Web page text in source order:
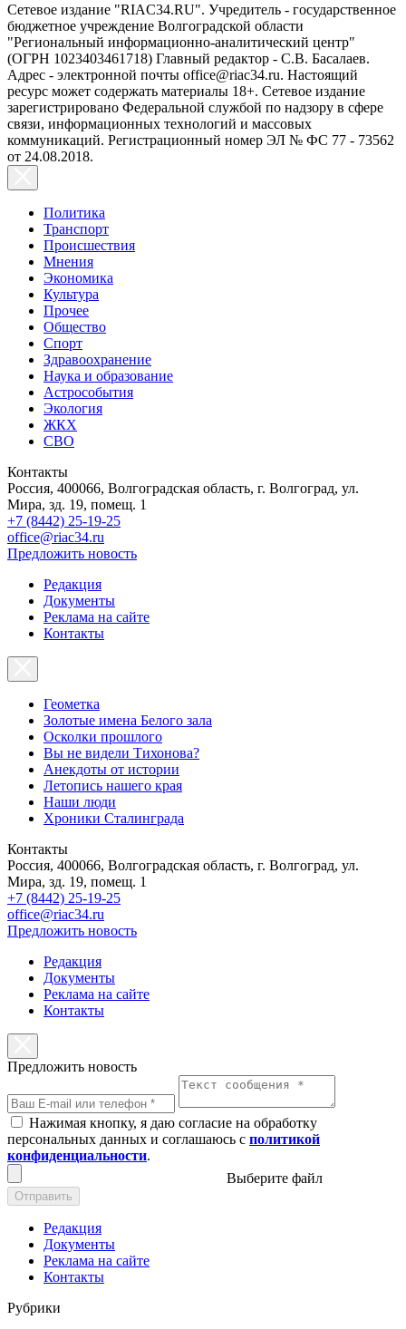
Сетевое издание "RIAC34.RU". Учредитель - государственное
бюджетное учреждение Волгоградской области
"Региональный информационно-аналитический центр"
(ОГРН 1023403461718) Главный редактор - С.В. Басалаев.
Адрес - электронной почты office@riac34.ru. Настоящий
ресурс может содержать материалы 18+. Сетевое издание
зарегистрировано Федеральной службой по надзору в сфере
связи, информационных технологий и массовых
коммуникаций. Регистрационный номер ЭЛ № ФС 77 - 73562
от 24.08.2018.
Политика
Транспорт
Происшествия
Мнения
Экономика
Культура
Прочее
Общество
Спорт
Здравоохранение
Наука и образование
Астрособытия
Экология
ЖКХ
СВО
Контакты
Россия, 400066, Волгоградская область, г. Волгоград, ул.
Мира, зд. 19, помещ. 1
+7 (8442) 25-19-25
office@riac34.ru
Предложить новость
Редакция
Документы
Реклама на сайте
Контакты
Геометка
Золотые имена Белого зала
Осколки прошлого
Вы не видели Тихонова?
Анекдоты от истории
Летопись нашего края
Наши люди
Хроники Сталинграда
Контакты
Россия, 400066, Волгоградская область, г. Волгоград, ул.
Мира, зд. 19, помещ. 1
+7 (8442) 25-19-25
office@riac34.ru
Предложить новость
Редакция
Документы
Реклама на сайте
Контакты
Предложить новость
Нажимая кнопку, я даю согласие на обработку
персональных данных и соглашаюсь с политикой
конфиденциальности.
Выберите файл
Отправить
Редакция
Документы
Реклама на сайте
Контакты
Рубрики